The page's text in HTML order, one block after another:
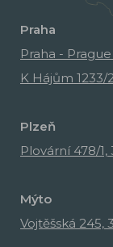
Praha
Praha -
K Hájům 1233/
Plzeň
Plovární 478/1,
Mýto
Vojtěšská 245,